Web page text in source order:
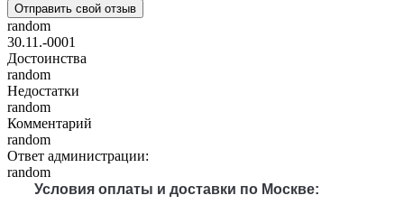
Отправить свой отзыв
random
30.11.-0001
Достоинства
random
Недостатки
random
Комментарий
random
Ответ администрации:
random
Условия оплаты и доставки по Москве: